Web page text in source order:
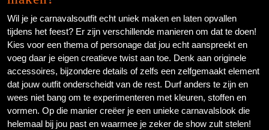
Wil je je carnavalsoutfit echt uniek maken en laten opvallen
tijdens het feest? Er zijn verschillende manieren om dat te doen!
Kies voor een thema of personage dat jou echt aanspreekt en
voeg daar je eigen creatieve twist aan toe. Denk aan originele
accessoires, bijzondere details of zelfs een zelfgemaakt element
dat jouw outfit onderscheidt van de rest. Durf anders te zijn en
wees niet bang om te experimenteren met kleuren, stoffen en
vormen. Op die manier creëer je een unieke carnavalslook die
helemaal bij jou past en waarmee je zeker de show zult stelen!